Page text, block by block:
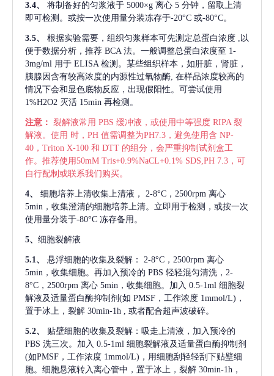
3.4、 将制备好的匀浆液于 5000×g 离心 5 分钟，留取上清
即可检测。或按一次使用量分装冻存于-20°C 或-80°C。
3.5、 根据实验需要，组织匀浆样本可先测定总蛋白浓度 ,以
便于数据分析，推荐 BCA 法。一般调整总蛋白浓度至 1-
3mg/ml 用于 ELISA 检测。某些组织样本，如肝脏，肾脏，
胰腺因含有较高浓度的内源性过氧物酶, 在样品浓度较高的
情况下会和显色底物反应，出现假阳性。可尝试使用
1%H2O2 灭活 15min 再检测。
注意： 裂解液常用 PBS 缓冲液，或使用中等强度 RIPA 裂
解液。使用 时，PH 值需调整为PH7.3，避免使用含 NP-
40，Triton X-100 和 DTT 的组分，会严重抑制试剂盒工
作。推荐使用50mM Tris+0.9%NaCL+0.1% SDS,PH 7.3，可
自行配制或联系我们购买。
4、 细胞培养上清收集上清液，
2-8°C，2500rpm 离心
5min，收集澄清的细胞培养上清。立即用于检测，或按一次
使用量分装于-80°C 冻存备用。
5、 细胞裂解液
5.1、 悬浮细胞的收集及裂解：
2-8°C，2500rpm 离心
5min，收集细胞。再加入预冷的 PBS 轻轻混匀清洗，2-
8°C，2500rpm 离心 5min，收集细胞。加入 0.5-1ml 细胞裂
解液及适量蛋白酶抑制剂(如 PMSF，工作浓度 1mmol/L)，
置于冰上，裂解 30min-1h , 或者配合超声波破碎。
5.2、
贴壁细胞的收集及裂解：吸走上清液，加入预冷的
PBS 洗三次。加入 0.5-1ml 细胞裂解液及适量蛋白酶抑制剂
(如PMSF，工作浓度 1mmol/L)，用细胞刮轻轻刮下贴壁细
胞。细胞悬液转入离心管中，置于冰上，裂解 30min-1h，